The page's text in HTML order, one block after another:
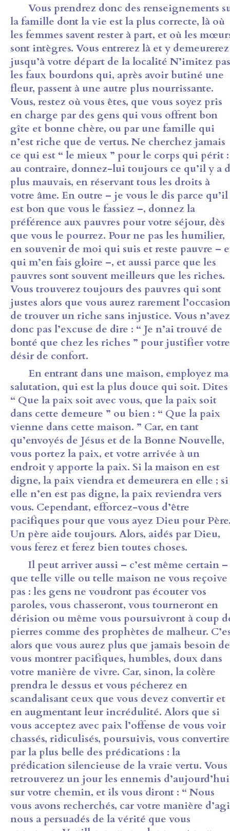
Vous prendrez donc des renseignements
la famille dont la vie est la plus correcte, là où
les femmes savent rester à part, et où les
sont intègres. Vous entrerez là et y demeurerez
jusqu’à votre départ de la localité N’imitez pas
les faux bourdons qui, après avoir butiné une
fleur, passent à une autre plus nourrissante.
Vous, restez où vous êtes, que vous soyez pris
en charge par des gens qui vous offrent bon
gîte et bonne chère, ou par une famille qui
n’est riche que de vertus. Ne cherchez jamais
ce qui est “ le mieux ” pour le corps qui périt :
au contraire, donnez-lui toujours ce qu’il y a
plus mauvais, en réservant tous les droits à
votre âme. En outre – je vous le dis parce qu’il
est bon que vous le fassiez –, donnez la
préférence aux pauvres pour votre séjour, dès
que vous le pourrez. Pour ne pas les humilier,
en souvenir de moi qui suis et reste pauvre –
qui m’en fais gloire –, et aussi parce que les
pauvres sont souvent meilleurs que les riches.
Vous trouverez toujours des pauvres qui sont
justes alors que vous aurez rarement l’occasion
de trouver un riche sans injustice. Vous n’avez
donc pas l’excuse de dire : “ Je n’ai trouvé de
bonté que chez les riches ” pour justifier votre
désir de confort.
En entrant dans une maison, employez ma
salutation, qui est la plus douce qui soit. Dites
“ Que la paix soit avec vous, que la paix soit
dans cette demeure ” ou bien : “ Que la paix
vienne dans cette maison. ” Car, en tant
qu’envoyés de Jésus et de la Bonne Nouvelle,
vous portez la paix, et votre arrivée à un
endroit y apporte la paix. Si la maison en est
digne, la paix viendra et demeurera en elle ; si
elle n’en est pas digne, la paix reviendra vers
vous. Cependant, efforcez-vous d’être
pacifiques pour que vous ayez Dieu pour
Un père aide toujours. Alors, aidés par Dieu,
vous ferez et ferez bien toutes choses.
Il peut arriver aussi – c’est même certain –
que telle ville ou telle maison ne vous reçoive
pas : les gens ne voudront pas écouter vos
paroles, vous chasseront, vous tourneront en
dérision ou même vous poursuivront à coup
pierres comme des prophètes de malheur.
alors que vous aurez plus que jamais besoin de
vous montrer pacifiques, humbles, doux dans
votre manière de vivre. Car, sinon, la colère
prendra le dessus et vous pécherez en
scandalisant ceux que vous devez convertir et
en augmentant leur incrédulité. Alors que si
vous acceptez avec paix l’offense de vous voir
chassés, ridiculisés, poursuivis, vous
par la plus belle des prédications : la
prédication silencieuse de la vraie vertu. Vous
retrouverez un jour les ennemis d’aujourd’hui
sur votre chemin, et ils vous diront : “ Nous
vous avons recherchés, car votre manière
nous a persuadés de la vérité que vous